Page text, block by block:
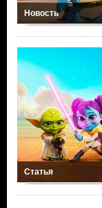
Новость
Статья